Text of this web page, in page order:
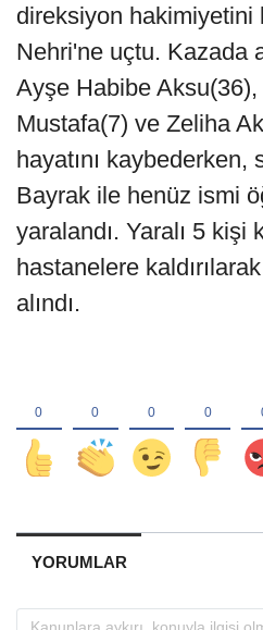
direksiyon hakimiyetini
Nehri'ne uçtu. Kazada
Ayşe Habibe Aksu(36),
Mustafa(7) ve Zeliha
hayatını kaybederken,
Bayrak ile henüz ismi
yaralandı. Yaralı 5 kişi
hastanelere
alındı.
YORUMLAR